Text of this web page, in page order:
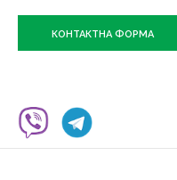
КОНТАКТНА ФОРМА